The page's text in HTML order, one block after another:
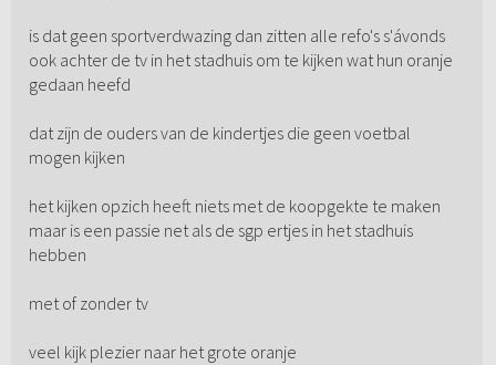
is dat geen sportverdwazing dan zitten alle refo's s'ávonds
ook achter de tv in het stadhuis om te kijken wat hun oranje
gedaan heefd
dat zijn de ouders van de kindertjes die geen voetbal
mogen kijken
het kijken opzich heeft niets met de koopgekte te maken
maar is een passie net als de sgp ertjes in het stadhuis
hebben
met of zonder tv
veel kijk plezier naar het grote oranje